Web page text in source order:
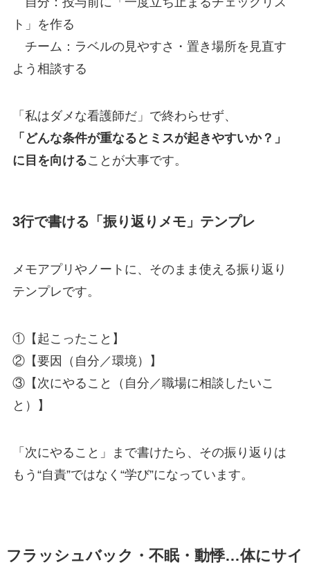
ト」を作る
チーム：ラベルの見やすさ・置き場所を見直す
よう相談する
「私はダメな看護師だ」で終わらせず、
「どんな条件が重なるとミスが起きやすいか？」
に目を向けることが大事です。
3行で書ける「振り返りメモ」テンプレ
メモアプリやノートに、そのまま使える振り返り
テンプレです。
①【起こったこと】
②【要因（自分／環境）】
③【次にやること（自分／職場に相談したいこ
と）】
「次にやること」まで書けたら、その振り返りは
もう“自責”ではなく“学び”になっています。
フラッシュバック・不眠・動悸…体にサイ